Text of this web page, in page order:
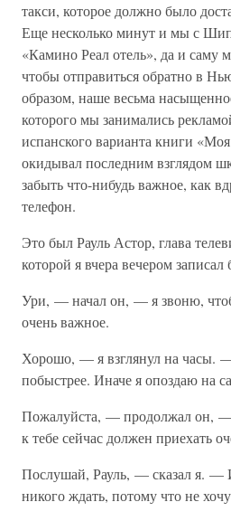
такси, которое должно было
Еще несколько минут и мы с
«Камино Реал отель», да и саму
чтобы отправиться обратно в
образом, наше весьма
которого мы занимались
испанского варианта книги
окидывал последним взглядом
забыть что-нибудь важное, как
телефон.
Это был Рауль Астор, глава
которой я вчера вечером
Ури, — начал он, — я звоню,
очень важное.
Хорошо, — я взглянул на часы.
побыстрее. Иначе я опоздаю на
Пожалуйста, — продолжал он, —
к тебе сейчас должен приехать
Послушай, Рауль, — сказал я. —
никого ждать, потому что не